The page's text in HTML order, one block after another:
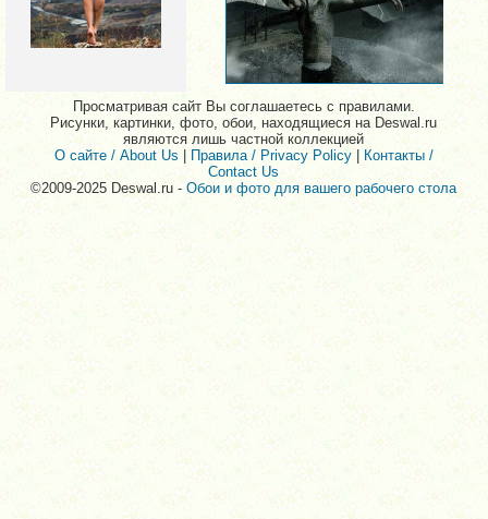
Просматривая сайт Вы соглашаетесь с правилами.
Рисунки, картинки, фото, обои, находящиеся на Deswal.ru
являются лишь частной коллекцией
О сайте / About Us | Правила / Privacy Policy | Контакты /
Contact Us
©2009-2025 Deswal.ru -Обои и фото для вашего рабочего стола